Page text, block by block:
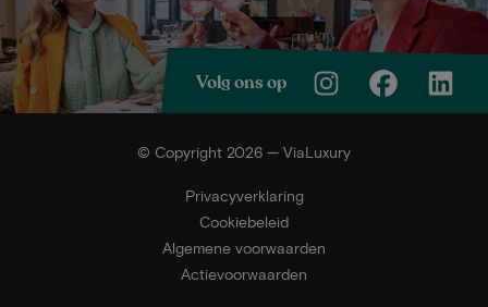
Volg ons op
© Copyright 2026 — ViaLuxury
Privacyverklaring
Cookiebeleid
Algemene voorwaarden
Actievoorwaarden